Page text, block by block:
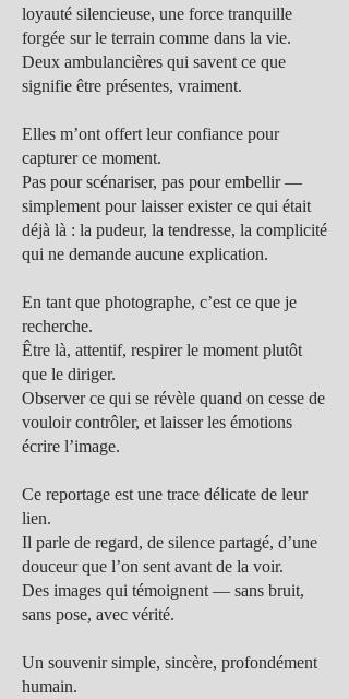
loyauté silencieuse, une force tranquille
forgée sur le terrain comme dans la vie.
Deux ambulancières qui savent ce que
signifie être présentes, vraiment.
Elles m’ont offert leur confiance pour
capturer ce moment.
Pas pour scénariser, pas pour embellir —
simplement pour laisser exister ce qui était
déjà là : la pudeur, la tendresse, la complicité
qui ne demande aucune explication.
En tant que photographe, c’est ce que je
recherche.
Être là, attentif, respirer le moment plutôt
que le diriger.
Observer ce qui se révèle quand on cesse de
vouloir contrôler, et laisser les émotions
écrire l’image.
Ce reportage est une trace délicate de leur
lien.
Il parle de regard, de silence partagé, d’une
douceur que l’on sent avant de la voir.
Des images qui témoignent — sans bruit,
sans pose, avec vérité.
Un souvenir simple, sincère, profondément
humain.